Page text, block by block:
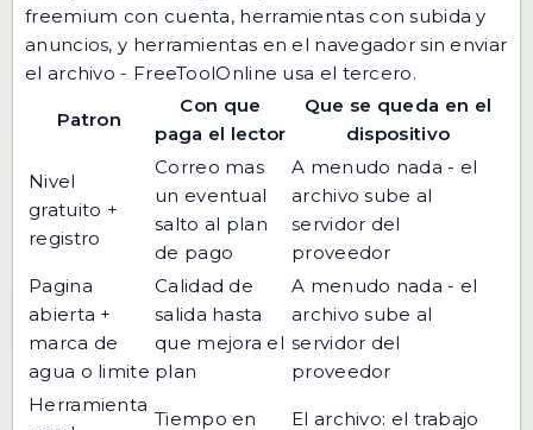
freemium con cuenta, herramientas con subida y
anuncios, y herramientas en el navegador sin enviar
el archivo - FreeToolOnline usa el tercero.
Patron
Con que
paga el lector
Que se queda en el
dispositivo
Nivel
gratuito +
registro
Correo mas
un eventual
salto al plan
de pago
A menudo nada - el
archivo sube al
servidor del
proveedor
Pagina
abierta +
marca de
agua o limite
Calidad de
salida hasta
que mejora el
plan
A menudo nada - el
archivo sube al
servidor del
proveedor
Herramienta
Tiempo en
El archivo: el trabajo